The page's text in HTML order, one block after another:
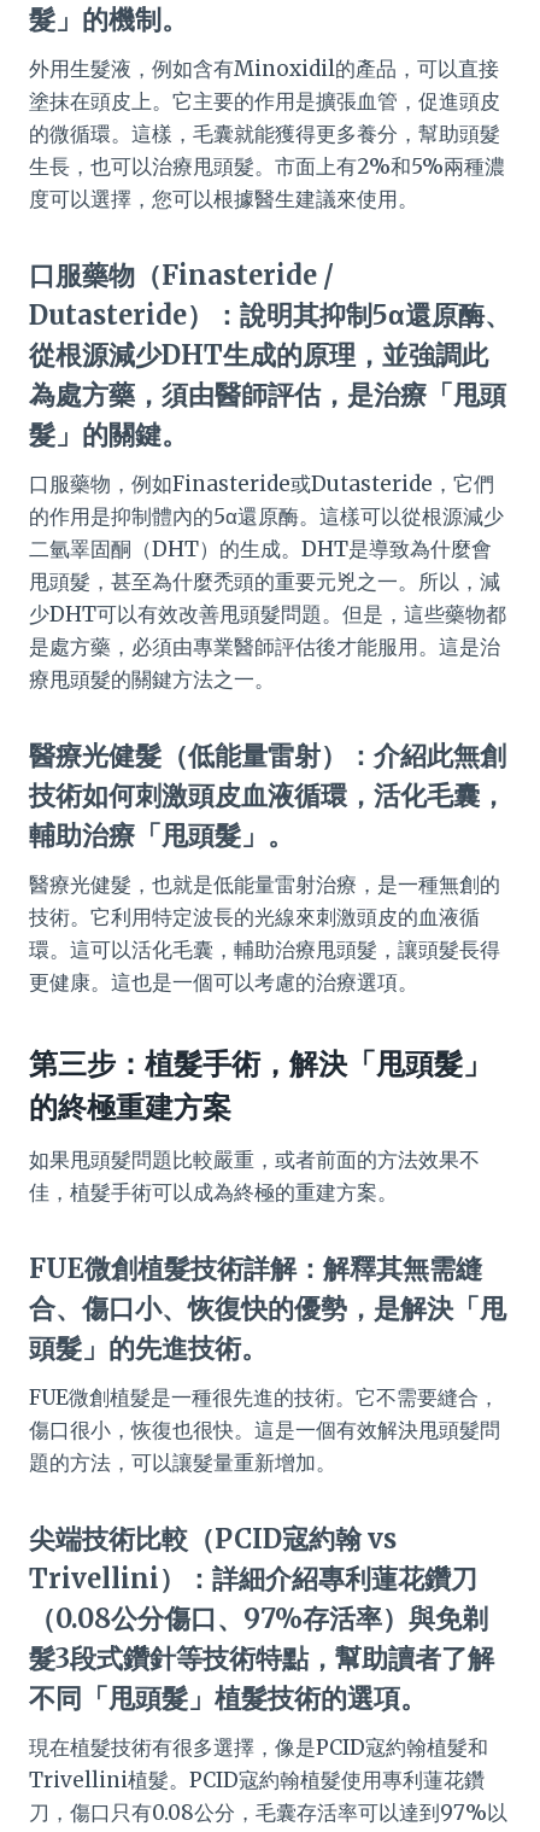
髮」的機制。
外用生髮液，例如含有Minoxidil的產品，可以直接
塗抹在頭皮上。它主要的作用是擴張血管，促進頭皮
的微循環。這樣，毛囊就能獲得更多養分，幫助頭髮
生長，也可以治療甩頭髮。市面上有2%和5%兩種濃
度可以選擇，您可以根據醫生建議來使用。
口服藥物（Finasteride /
Dutasteride）：說明其抑制5α還原酶、
從根源減少DHT生成的原理，並強調此
為處方藥，須由醫師評估，是治療「甩頭
髮」的關鍵。
口服藥物，例如Finasteride或Dutasteride，它們
的作用是抑制體內的5α還原酶。這樣可以從根源減少
二氫睪固酮（DHT）的生成。DHT是導致為什麼會
甩頭髮，甚至為什麼禿頭的重要元兇之一。所以，減
少DHT可以有效改善甩頭髮問題。但是，這些藥物都
是處方藥，必須由專業醫師評估後才能服用。這是治
療甩頭髮的關鍵方法之一。
醫療光健髮（低能量雷射）：介紹此無創
技術如何刺激頭皮血液循環，活化毛囊，
輔助治療「甩頭髮」。
醫療光健髮，也就是低能量雷射治療，是一種無創的
技術。它利用特定波長的光線來刺激頭皮的血液循
環。這可以活化毛囊，輔助治療甩頭髮，讓頭髮長得
更健康。這也是一個可以考慮的治療選項。
第三步：植髮手術，解決「甩頭髮」
的終極重建方案
如果甩頭髮問題比較嚴重，或者前面的方法效果不
佳，植髮手術可以成為終極的重建方案。
FUE微創植髮技術詳解：解釋其無需縫
合、傷口小、恢復快的優勢，是解決「甩
頭髮」的先進技術。
FUE微創植髮是一種很先進的技術。它不需要縫合，
傷口很小，恢復也很快。這是一個有效解決甩頭髮問
題的方法，可以讓髮量重新增加。
尖端技術比較（PCID寇約翰 vs
Trivellini）：詳細介紹專利蓮花鑽刀
（0.08公分傷口、97%存活率）與免剃
髮3段式鑽針等技術特點，幫助讀者了解
不同「甩頭髮」植髮技術的選項。
現在植髮技術有很多選擇，像是PCID寇約翰植髮和
Trivellini植髮。PCID寇約翰植髮使用專利蓮花鑽
刀，傷口只有0.08公分，毛囊存活率可以達到97%以